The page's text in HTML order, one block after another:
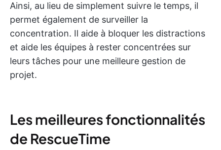
Ainsi, au lieu de simplement suivre le temps, il
permet également de surveiller la
concentration. Il aide à bloquer les distractions
et aide les équipes à rester concentrées sur
leurs tâches pour une meilleure gestion de
projet.
Les meilleures fonctionnalités
de RescueTime